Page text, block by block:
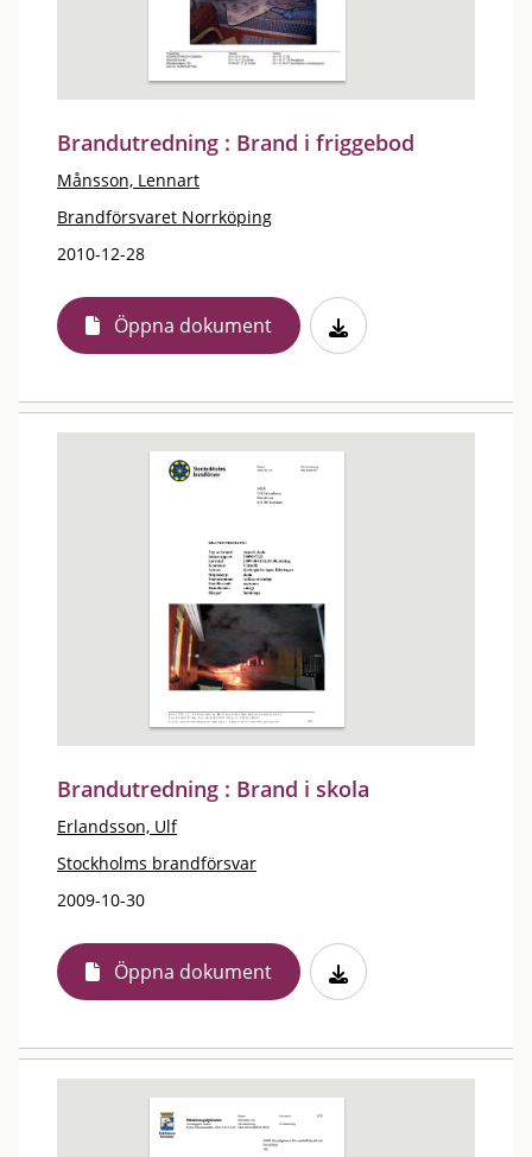
Brandutredning : Brand i friggebod
Månsson, Lennart
Brandförsvaret Norrköping
2010-12-28
Öppna dokument
Brandutredning : Brand i skola
Erlandsson, Ulf
Stockholms brandförsvar
2009-10-30
Öppna dokument